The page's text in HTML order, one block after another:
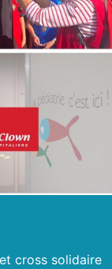
cross solidaire